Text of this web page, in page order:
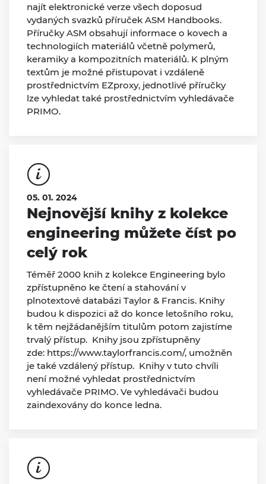
najít elektronické verze všech doposud
vydaných svazků příruček ASM Handbooks.
Příručky ASM obsahují informace o kovech a
technologiích materiálů včetně polymerů,
keramiky a kompozitních materiálů. K plným
textům je možné přistupovat i vzdáleně
prostřednictvím EZproxy, jednotlivé příručky
lze vyhledat také prostřednictvím vyhledávače
PRIMO.
05. 01. 2024
Nejnovější knihy z kolekce
engineering můžete číst po
celý rok
Téměř 2000 knih z kolekce Engineering bylo
zpřístupněno ke čtení a stahování v
plnotextové databázi Taylor & Francis. Knihy
budou k dispozici až do konce letošního roku,
k těm nejžádanějším titulům potom zajistíme
trvalý přístup. Knihy jsou zpřístupněny
zde: https://www.taylorfrancis.com/, umožněn
je také vzdálený přístup. Knihy v tuto chvíli
není možné vyhledat prostřednictvím
vyhledávače PRIMO. Ve vyhledávači budou
zaindexovány do konce ledna.